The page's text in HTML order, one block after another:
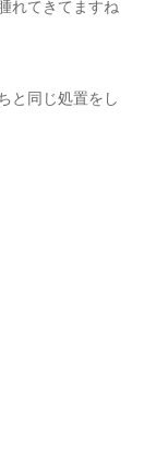
れてきてますね
と同じ処置をし